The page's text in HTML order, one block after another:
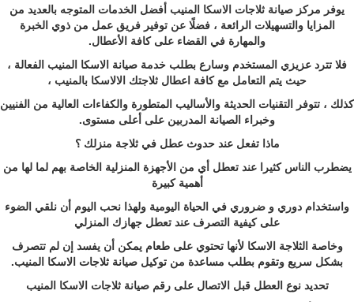
يوفر مركز صيانة ثلاجات الاسكا المنيب أفضل الخدمات المتوجه بالعديد من
المزايا والتسهيلات الرائعة ، فضلًا عن توفير فريق عمل من ذوي الخبرة
والمهارة في القضاء على كافة الأعطال.
فلا تترد عزيزي المستخدم وسارع بطلب خدمة صيانة الاسكا المنيب الفعالة ،
حيث يتم التعامل مع كافة اعطال ثلاجتك الالاسكا بالمنيب ،
كذلك ، تتوفر التقنيات الحديثة والأساليب المتطورة والكفاءات العالية من الفنيين
وخبراء الصيانة المدربين على أعلى مستوى.
ماذا تفعل عند حدوث عطل في ثلاجة منزلك ؟
يضطرب الناس كثيرا عند تعطل أي من الأجهزة المنزلية الخاصة بهم لما لها من
أهمية كبيرة
واستخدام دوري و ضروري في الحياة اليومية ولهذا نحب اليوم أن نلقي الضوء
على كيفية التصرف عند تعطل جهازك المنزلي
وخاصة الثلاجة الاسكا لأنها تحتوي على طعام يمكن أن يفسد إن لم تتصرف
بشكل سريع وتقوم بطلب مساعدة من توكيل صيانة ثلاجات الاسكا المنيب.
تحديد نوع العطل قبل الاتصال على رقم صيانة ثلاجات الاسكا المنيب